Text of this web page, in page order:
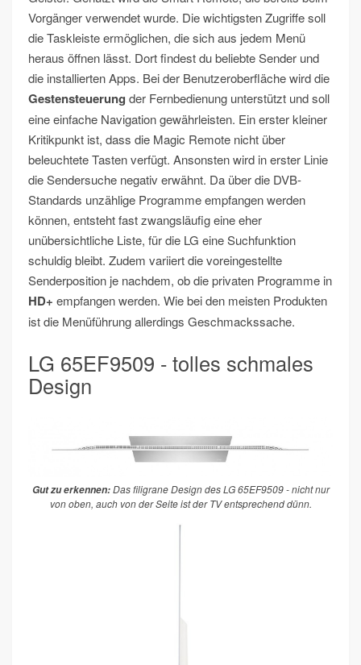
Vorgänger verwendet wurde. Die wichtigsten Zugriffe soll
die Taskleiste ermöglichen, die sich aus jedem Menü
heraus öffnen lässt. Dort findest du beliebte Sender und
die installierten Apps. Bei der Benutzeroberfläche wird die
Gestensteuerung der Fernbedienung unterstützt und soll
eine einfache Navigation gewährleisten. Ein erster kleiner
Kritikpunkt ist, dass die Magic Remote nicht über
beleuchtete Tasten verfügt. Ansonsten wird in erster Linie
die Sendersuche negativ erwähnt. Da über die DVB-
Standards unzählige Programme empfangen werden
können, entsteht fast zwangsläufig eine eher
unübersichtliche Liste, für die LG eine Suchfunktion
schuldig bleibt. Zudem variiert die voreingestellte
Senderposition je nachdem, ob die privaten Programme in
HD+ empfangen werden. Wie bei den meisten Produkten
ist die Menüführung allerdings Geschmackssache.
LG 65EF9509 - tolles schmales
Design
Gut zu erkennen:Das filigrane Design des LG 65EF9509 - nicht nur
von oben, auch von der Seite ist der TV entsprechend dünn.